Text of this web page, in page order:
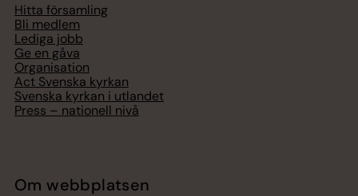
Hitta församling
Bli medlem
Lediga jobb
Ge en gåva
Organisation
Act Svenska kyrkan
Svenska kyrkan i utlandet
Press – nationell nivå
Om webbplatsen